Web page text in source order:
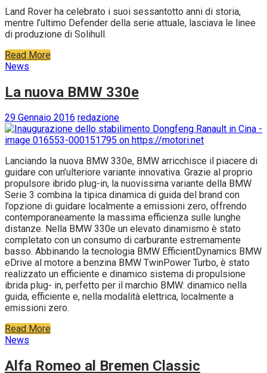
Land Rover ha celebrato i suoi sessantotto anni di storia,
mentre l’ultimo Defender della serie attuale, lasciava le linee
di produzione di Solihull.
Read More
News
La nuova BMW 330e
29 Gennaio 2016 redazione
Lanciando la nuova BMW 330e, BMW arricchisce il piacere di
guidare con un’ulteriore variante innovativa. Grazie al proprio
propulsore ibrido plug-in, la nuovissima variante della BMW
Serie 3 combina la tipica dinamica di guida del brand con
l’opzione di guidare localmente a emissioni zero, offrendo
contemporaneamente la massima efficienza sulle lunghe
distanze. Nella BMW 330e un elevato dinamismo è stato
completato con un consumo di carburante estremamente
basso. Abbinando la tecnologia BMW EfficientDynamics BMW
eDrive al motore a benzina BMW TwinPower Turbo, è stato
realizzato un efficiente e dinamico sistema di propulsione
ibrida plug- in, perfetto per il marchio BMW: dinamico nella
guida, efficiente e, nella modalità elettrica, localmente a
emissioni zero.
Read More
News
Alfa Romeo al Bremen Classic